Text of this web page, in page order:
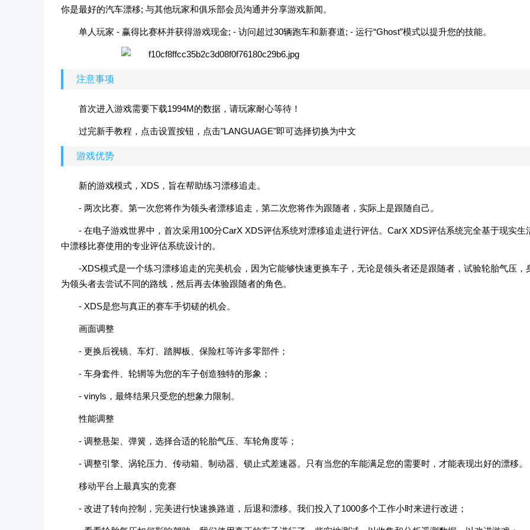
你是最好的汽车漂移; 与其他玩家和俱乐部会员沟通并分享游戏新闻。
单人玩家 - 赢得比赛杯并获得游戏现金; - 访问超过30辆跑车和新赛道; - 运行“Ghost”模式以提升您的技能。
注意事项
首次进入游戏需要下载1994M的数据，请玩家耐心等待！
过完新手教程，点击设置按钮，点击"LANGUAGE"即可选择切换为中文
游戏优势
新的游戏模式，XDS，旨在帮助练习漂移追走。
- 两次比赛。第一次您将作为领头者漂移追走，第二次您将作为跟随者，实际上是跟随自己。
- 在电子游戏世界中，首次采用100分CarX XDS评估系统对漂移追走进行评估。CarX XDS评估系统完全基于现实生
中漂移比赛使用的专业评估系统设计的。
-XDS模式是一个练习漂移追走的完美机会，因为它能够快速更换车子，无论是领头者还是跟随者，试验轮胎气压，
为领头者去尝试不同的路线，然后再去体验跟随者的角色。
- XDS是您与真正的赛车手切磋的机会。
画面调整
- 更换后视镜、车灯、踏脚板、保险杠等许多零部件；
- 车身套件、轮辋等为您的车子创造独特的形象；
- vinyls，最终结果只受您的想象力限制。
性能调整
- 调整悬架、弹簧，选择合适的轮胎气压、车轮角度等；
- 调整引擎、涡轮压力、传动箱、制动器、锁止式差速器。只有当您的车能满足您的需要时，才能表现出好的漂移。
移动平台上最真实的竞赛
- 改进了转向控制，完美进行快速换路道，后退和漂移。我们投入了1000多个工作小时来进行改进；